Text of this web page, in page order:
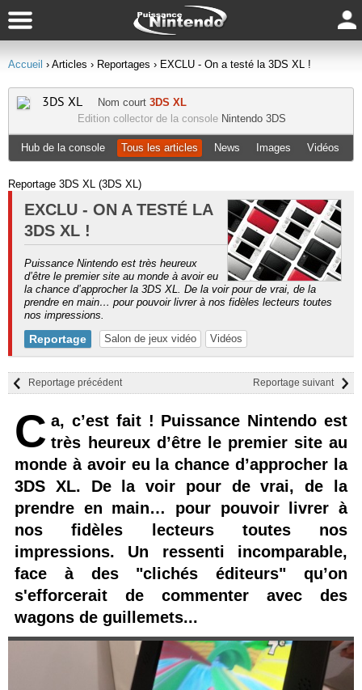
Accueil › Articles › Reportages › EXCLU - On a testé la 3DS XL !
3DS XL Nom court 3DS XL
Edition collector de la console Nintendo 3DS
Hub de la console Tous les articles News Images Vidéos
Reportage 3DS XL (3DS XL)
EXCLU - ON A TESTÉ LA
3DS XL !
Puissance Nintendo est très heureux
d’être le premier site au monde à avoir eu
la chance d’approcher la 3DS XL. De la voir pour de vrai, de la
prendre en main… pour pouvoir livrer à nos fidèles lecteurs toutes
nos impressions.
Reportage Salon de jeux vidéo Vidéos
Reportage suivant
Reportage précédent
C a, c’est fait ! Puissance Nintendo est
très heureux d’être le premier site au
monde à avoir eu la chance d’approcher la
3DS XL. De la voir pour de vrai, de la
prendre en main… pour pouvoir livrer à
nos fidèles lecteurs toutes nos
impressions. Un ressenti incomparable,
face à des "clichés éditeurs" qu’on
s'efforcerait de commenter avec des
wagons de guillemets...